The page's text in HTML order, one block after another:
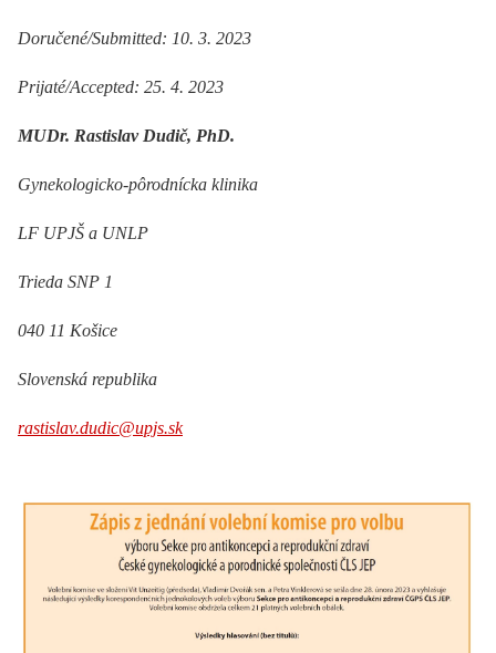
Doručené/Submitted: 10. 3. 2023
Prijaté/Accepted: 25. 4. 2023
MUDr. Rastislav Dudič, PhD.
Gynekologicko-pôrodnícka klinika
LF UPJŠ a UNLP
Trieda SNP 1
040 11 Košice
Slovenská republika
rastislav.dudic@upjs.sk